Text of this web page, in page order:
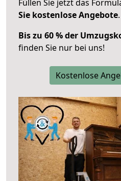
Füllen Sie jetzt das
Sie kostenlose Angebote.
Bis zu 60 % der
finden Sie nur bei uns!
Kostenlose